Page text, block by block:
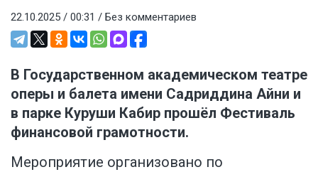
22.10.2025 / 00:31 / Без комментариев
В Государственном академическом театре
оперы и балета имени Садриддина Айни и
в парке Куруши Кабир прошёл Фестиваль
финансовой грамотности.
Мероприятие организовано по